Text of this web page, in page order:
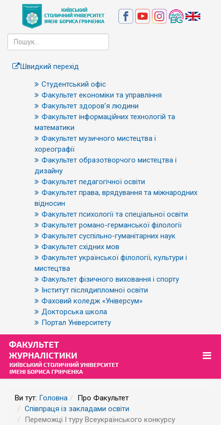
Швидкий перехід
Студентський офіс
Факультет економіки та управління
Факультет здоров’я людини
Факультет інформаційних технологій та
математики
Факультет музичного мистецтва і
хореографії
Факультет образотворчого мистецтва і
дизайну
Факультет педагогічної освіти
Факультет права, врядування та міжнародних
відносин
Факультет психології та спеціальної освіти
Факультет романо-германської філології
Факультет суспільно-гуманітарних наук
Факультет східних мов
Факультет української філології, культури і
мистецтва
Факультет фізичного виховання і спорту
Інститут післядипломної освіти
Фаховий коледж «Універсум»
Докторська школа
Портал Університету
Ви тут: Головна
Про Факультет
Співпраця із закладами освіти
Переможці I туру Всеукраїнського конкурсу